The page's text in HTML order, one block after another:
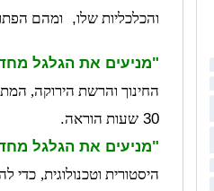
והכלכליות שלו, ומהם
"מניעים את הגלגל
החינוך והרשת הירוקה,
30 שעות הוראה.
"מניעים את הגלגל
היסטורית וטכנולוגית, כדי